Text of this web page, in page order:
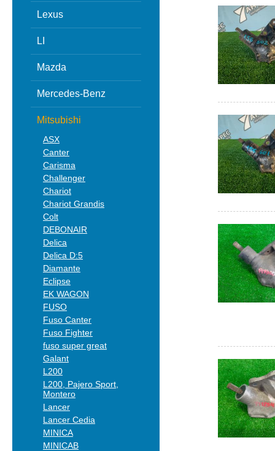
Lexus
LI
Mazda
Mercedes-Benz
Mitsubishi
ASX
Canter
Carisma
Challenger
Chariot
Chariot Grandis
Colt
DEBONAIR
Delica
Delica D:5
Diamante
Eclipse
EK WAGON
FUSO
Fuso Canter
Fuso Fighter
fuso super great
Galant
L200
L200, Pajero Sport,
Montero
Lancer
Lancer Cedia
MINICA
MINICAB